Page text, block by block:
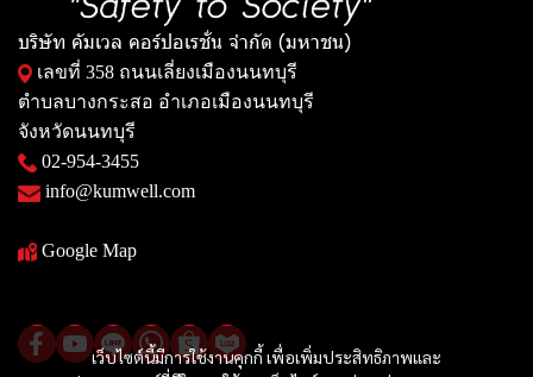
เว็บไซต์นี้มีการใช้งานคุกกี้ เพื่อเพิ่มประสิทธิภาพและ
บริษัท คัมเวล คอร์ปอเรชั่น จำกัด (มหาชน)
เลขที่ 358 ถนนเลี่ยงเมืองนนทบุรี
ตำบลบางกระสอ อำเภอเมืองนนทบุรี
จังหวัดนนทบุรี
02-954-3455
info@kumwell.com
Google Map